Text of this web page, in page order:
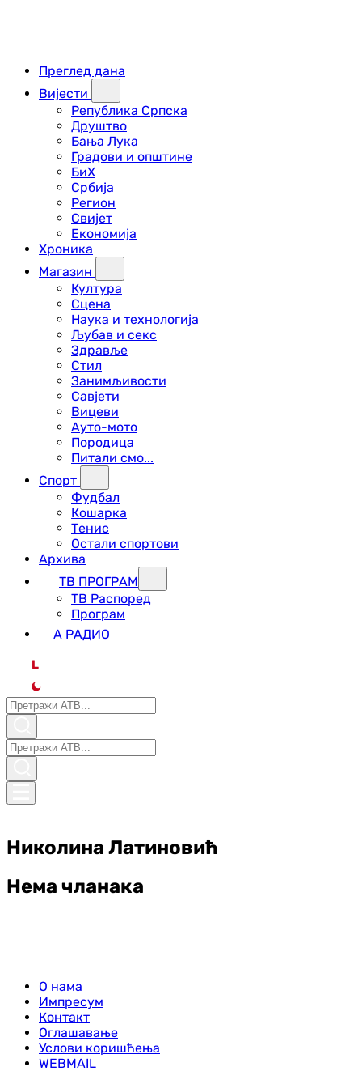
Преглед дана
Вијести
Република Српска
Друштво
Бања Лука
Градови и општине
БиХ
Србија
Регион
Свијет
Економија
Хроника
Магазин
Култура
Сцена
Наука и технологија
Љубав и секс
Здравље
Стил
Занимљивости
Савјети
Вицеви
Ауто-мото
Породица
Питали смо...
Спорт
Фудбал
Кошарка
Тенис
Остали спортови
Архива
ТВ ПРОГРАМ
ТВ Распоред
Програм
А РАДИО
L
Николина Латиновић
Нема чланака
О нама
Импресум
Контакт
Оглашавање
Услови коришћења
WEBMAIL